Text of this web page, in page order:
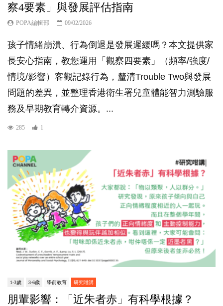
察4要素」與發展評估指南
POPA編輯部 09/02/2026
孩子情緒崩潰、行為倒退是發展遲緩嗎？本文提供家
長安心指南，教您運用「觀察四要素」（頻率/強度/
情境/影響）客觀記錄行為，釐清Trouble Two與發展
問題的差異，並整理香港衛生署兒童體能智力測驗服
務及早期教育轉介資源。...
285 1
1-3歲 3-6歲 學前教育 研究咁講
朋輩影響：「近朱者赤」有科學根據？